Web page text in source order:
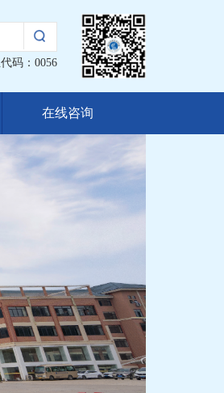
码：0056
在线咨询